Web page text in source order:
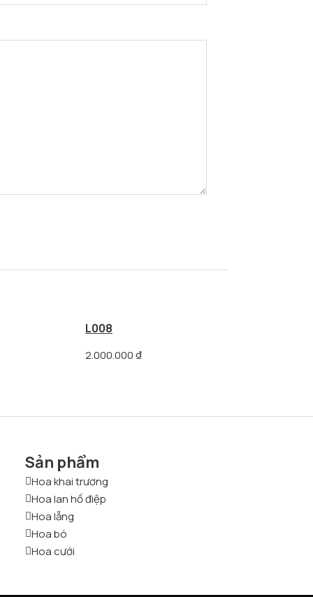
L008
2.000.000₫
Sản phẩm
Hoa khai trương
Hoa lan hồ điệp
Hoa lẵng
Hoa bó
Hoa cưới